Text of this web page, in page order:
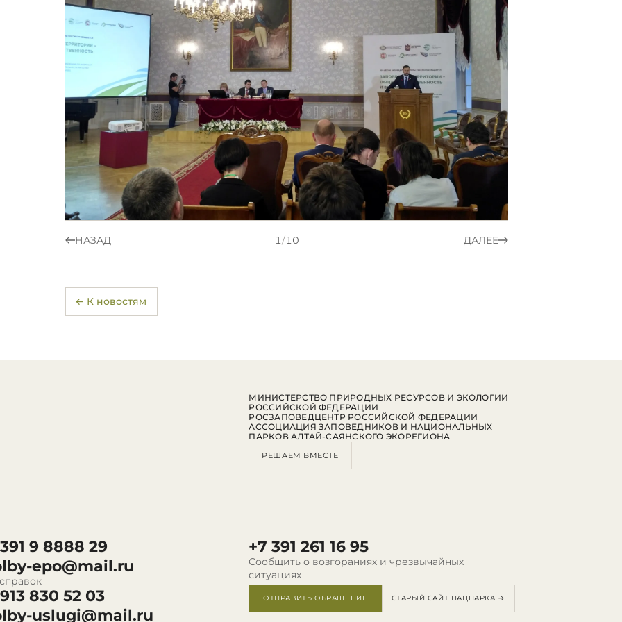
НАЗАД 1/10 ДАЛЕЕ
← К новостям
9 8888 29
epo@mail.ru
830 52 03
uslugi@mail.ru
+7 391 261 16 95
Сообщить о возгораниях и чрезвычайных
ситуациях
ОТПРАВИТЬ ОБРАЩЕНИЕ СТАРЫЙ САЙТ НАЦПАРКА →
МИНИСТЕРСТВО ПРИРОДНЫХ РЕСУРСОВ И ЭКОЛОГИИ
РОССИЙСКОЙ ФЕДЕРАЦИИ
РОСЗАПОВЕДЦЕНТР РОССИЙСКОЙ ФЕДЕРАЦИИ
АССОЦИАЦИЯ ЗАПОВЕДНИКОВ И НАЦИОНАЛЬНЫХ
ПАРКОВ АЛТАЙ-САЯНСКОГО ЭКОРЕГИОНА
РЕШАЕМ ВМЕСТЕ